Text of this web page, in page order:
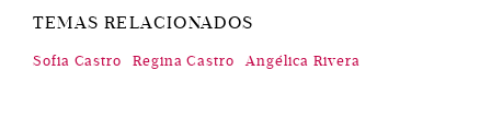
TEMAS RELACIONADOS
Sofia Castro Regina Castro Angélica Rivera